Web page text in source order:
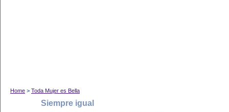
Home > Toda Mujer es Bella
Siempre igual